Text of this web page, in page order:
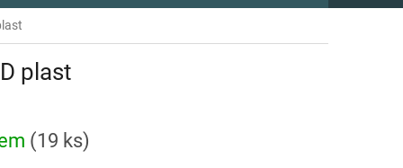
plast
(19 ks)